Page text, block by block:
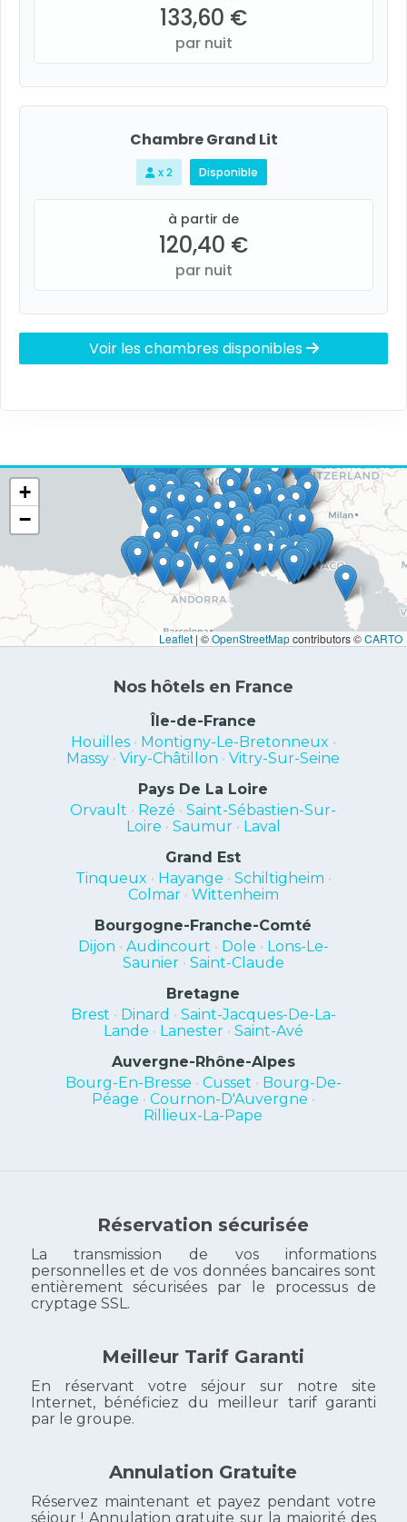
133,60 €
par nuit
Chambre Grand Lit
x 2 Disponible
à partir de
120,40 €
par nuit
Voir les chambres disponibles
+
−
Leaflet | ©OpenStreetMapcontributors ©CARTO
Nos hôtels en France
Île-de-France
Houilles• Montigny-Le-Bretonneux •
Massy •Viry-Châtillon •Vitry-Sur-Seine
Pays De La Loire
Orvault • Rezé •Saint-Sébastien-Sur-
Loire • Saumur• Laval
Grand Est
Tinqueux • Hayange • Schiltigheim •
Colmar• Wittenheim
Bourgogne-Franche-Comté
Dijon • Audincourt • Dole • Lons-Le-
Saunier• Saint-Claude
Bretagne
Brest • Dinard • Saint-Jacques-De-La-
Lande • Lanester• Saint-Avé
Auvergne-Rhône-Alpes
Bourg-En-Bresse • Cusset • Bourg-De-
Péage • Cournon-D'Auvergne •
Rillieux-La-Pape
Réservation sécurisée
La transmission de vos informations
personnelles et de vos données bancaires sont
entièrement sécurisées par le processus de
cryptage SSL.
Meilleur Tarif Garanti
En réservant votre séjour sur notre site
Internet, bénéficiez du meilleur tarif garanti
par le groupe.
Annulation Gratuite
Réservez maintenant et payez pendant votre
séjour ! Annulation gratuite sur la majorité des